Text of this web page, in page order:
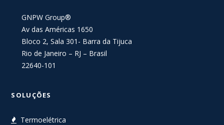
GNPW Group®
Av das Américas 1650
Bloco 2, Sala 301- Barra da Tijuca
Rio de Janeiro – RJ – Brasil
22640-101
SOLUÇÕES
Termoelétrica